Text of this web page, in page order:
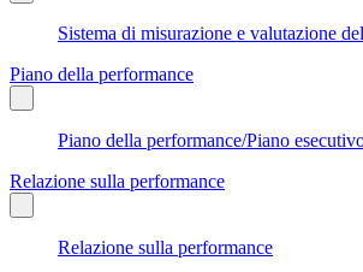
Sistema di misurazione e valutazione
Piano della performance
Piano della performance/Piano
Relazione sulla performance
Relazione sulla performance